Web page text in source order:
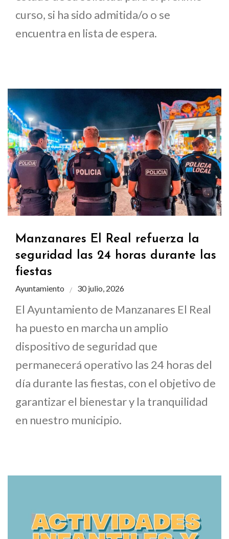
curso, si ha sido admitida/o o se
encuentra en lista de espera.
Manzanares El Real refuerza la
seguridad las 24 horas durante las
fiestas
Ayuntamiento 30 julio, 2026
El Ayuntamiento de Manzanares El Real
ha puesto en marcha un amplio
dispositivo de seguridad que
permanecerá operativo las 24 horas del
día durante las fiestas, con el objetivo de
garantizar el bienestar y la tranquilidad
en nuestro municipio.